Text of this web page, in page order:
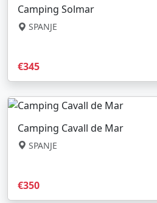
Camping Solmar
SPANJE
€345
Camping Cavall de Mar
SPANJE
€350